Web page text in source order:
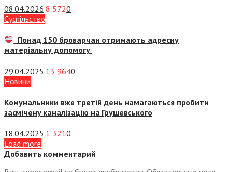
08.04.2026 8 5720
Суспiльство
Понад 150 броварчан отримають адресну
матеріальну допомогу
29.04.2025 13 9640
Новини
Комунальники вже третій день намагаються пробити
засмічену каналізацію на Грушевського
18.04.2025 1 3210
Load more
Добавить комментарий